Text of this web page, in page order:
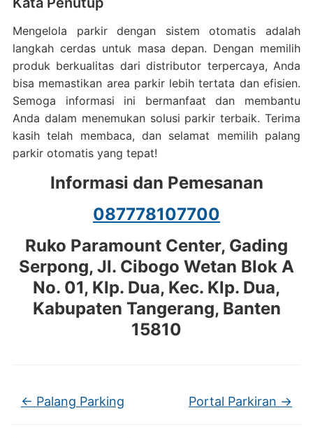
Mengelola parkir dengan sistem otomatis adalah
langkah cerdas untuk masa depan. Dengan memilih
produk berkualitas dari distributor terpercaya, Anda
bisa memastikan area parkir lebih tertata dan efisien.
Semoga informasi ini bermanfaat dan membantu
Anda dalam menemukan solusi parkir terbaik. Terima
kasih telah membaca, dan selamat memilih palang
parkir otomatis yang tepat!
Informasi dan Pemesanan
087778107700
Ruko Paramount Center, Gading
Serpong, Jl. Cibogo Wetan Blok A
No. 01, Klp. Dua, Kec. Klp. Dua,
Kabupaten Tangerang, Banten
15810
← Palang Parking Portal Parkiran →